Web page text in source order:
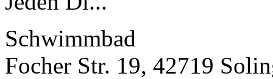
Schwimmbad
Focher Str. 19, 42719